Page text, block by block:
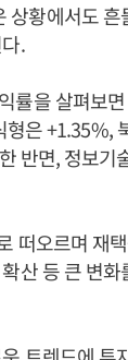
상황에서도 흔
.
률을 살펴보
은 +1.35%,
반면, 정보기
떠오르며 재
산 등 큰 변